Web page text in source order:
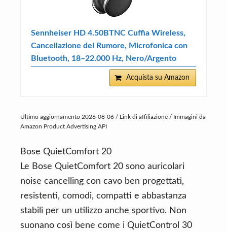
Sennheiser HD 4.50BTNC Cuffia Wireless,
Cancellazione del Rumore, Microfonica con
Bluetooth, 18–22.000 Hz, Nero/Argento
Acquista su Amazon
Ultimo aggiornamento 2026-08-06 / Link di affiliazione / Immagini da
Amazon Product Advertising API
Bose QuietComfort 20
Le Bose QuietComfort 20 sono auricolari
noise cancelling con cavo ben progettati,
resistenti, comodi, compatti e abbastanza
stabili per un utilizzo anche sportivo. Non
suonano così bene come i QuietControl 30